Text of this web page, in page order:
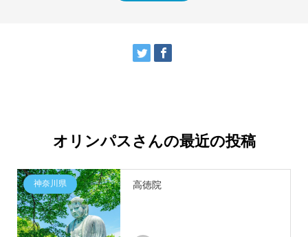
オリンパスさんの最近の投稿
神奈川県 高徳院